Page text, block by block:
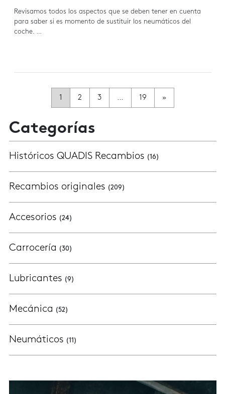
Categorías
Históricos QUADIS Recambios (16)
Recambios originales (209)
Accesorios (24)
Carrocería (30)
Lubricantes (9)
Mecánica (52)
Neumáticos (11)
Revisamos todos los aspectos que se deben tener en cuenta
para saber si es momento de sustituir los neumáticos del
coche. …
Navegación de Entradas
1 2 3 … 19 »